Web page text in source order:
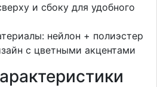
и сбоку для удобного
нейлон + полиэстер
с цветными акцентами